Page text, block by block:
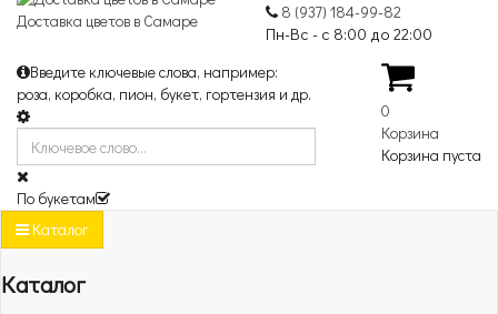
Доставка цветов в Самаре
8 (937) 184-99-82
Пн-Вс - с 8:00 до 22:00
Введите ключевые слова, например:
роза, коробка, пион, букет, гортензия и др.
По букетам
0
Корзина
Корзина пуста
Каталог
Каталог